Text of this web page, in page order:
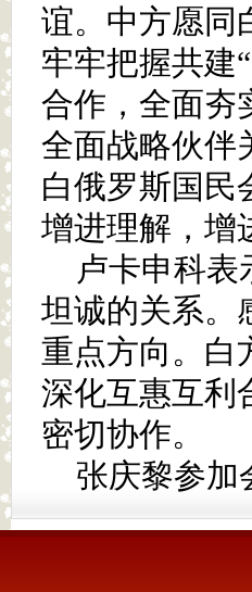
谊。中方愿同
牢牢把握共建
合作，全面夯
全面战略伙伴
白俄罗斯国民
增进理解，增
卢卡申科
坦诚的关系。
重点方向。白
深化互惠互利
密切协作。
张庆黎参加